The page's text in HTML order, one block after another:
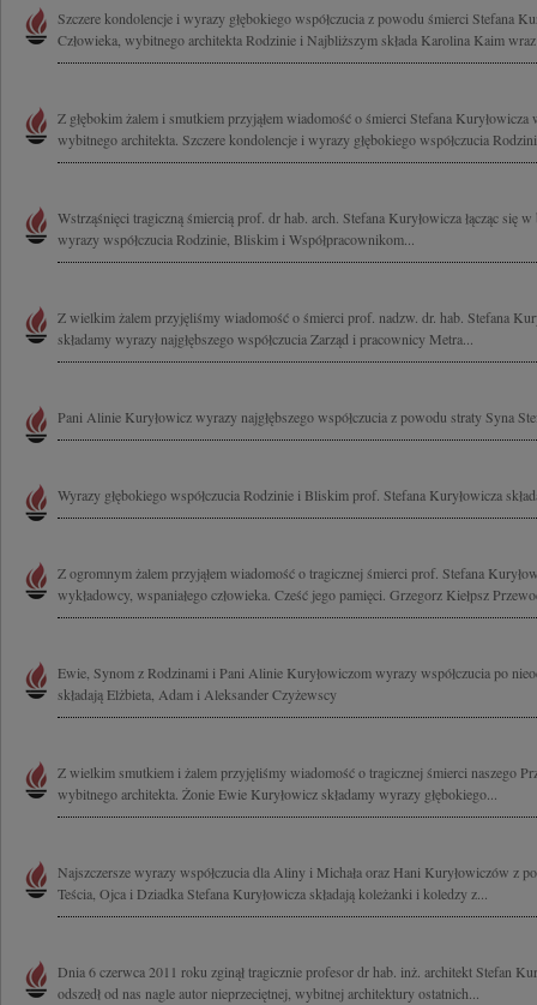
Szczere kondolencje i wyrazy głębokiego współczucia z powodu śmierci Stefana
Człowieka, wybitnego architekta Rodzinie i Najbliższym składa Karolina Kaim
Z głębokim żalem i smutkiem przyjąłem wiadomość o śmierci Stefana Kuryłowicza
wybitnego architekta. Szczere kondolencje i wyrazy głębokiego współczucia
Wstrząśnięci tragiczną śmiercią prof. dr hab. arch. Stefana Kuryłowicza łącząc się
wyrazy współczucia Rodzinie, Bliskim i Współpracownikom...
Z wielkim żalem przyjęliśmy wiadomość o śmierci prof. nadzw. dr. hab. Stefana
składamy wyrazy najgłębszego współczucia Zarząd i pracownicy Metra...
Pani Alinie Kuryłowicz wyrazy najgłębszego współczucia z powodu straty Syna
Wyrazy głębokiego współczucia Rodzinie i Bliskim prof. Stefana Kuryłowicza
Z ogromnym żalem przyjąłem wiadomość o tragicznej śmierci prof. Stefana
wykładowcy, wspaniałego człowieka. Cześć jego pamięci. Grzegorz Kiełpsz
Ewie, Synom z Rodzinami i Pani Alinie Kuryłowiczom wyrazy współczucia po
składają Elżbieta, Adam i Aleksander Czyżewscy
Z wielkim smutkiem i żalem przyjęliśmy wiadomość o tragicznej śmierci naszego
wybitnego architekta. Żonie Ewie Kuryłowicz składamy wyrazy głębokiego...
Najszczersze wyrazy współczucia dla Aliny i Michała oraz Hani Kuryłowiczów z
Teścia, Ojca i Dziadka Stefana Kuryłowicza składają koleżanki i koledzy z...
Dnia 6 czerwca 2011 roku zginął tragicznie profesor dr hab. inż. architekt Stefan
odszedł od nas nagle autor nieprzeciętnej, wybitnej architektury ostatnich...